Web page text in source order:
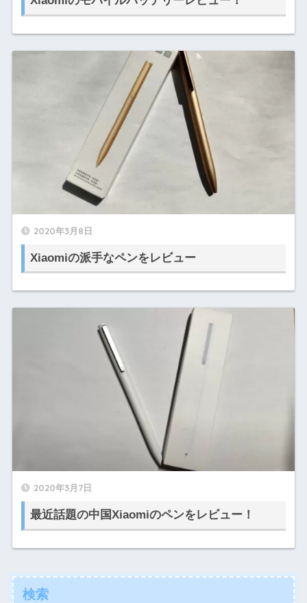
2020年3月8日
Xiaomiの派手なペンをレビュー
2020年3月7日
最近話題の中国Xiaomiのペンをレビュー！
検索